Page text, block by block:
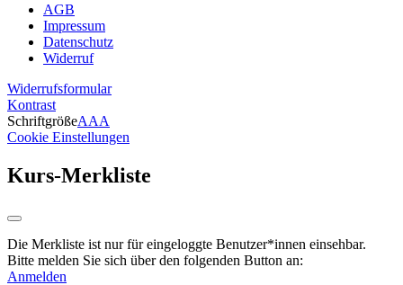
AGB
Impressum
Datenschutz
Widerruf
Widerrufsformular
Kontrast
SchriftgrößeAAA
Cookie Einstellungen
Kurs-Merkliste
Die Merkliste ist nur für eingeloggte Benutzer*innen einsehbar.
Bitte melden Sie sich über den folgenden Button an:
Anmelden